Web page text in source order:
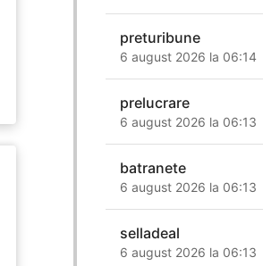
preturibune
6 august 2026 la 06:14
prelucrare
6 august 2026 la 06:13
batranete
6 august 2026 la 06:13
selladeal
6 august 2026 la 06:13